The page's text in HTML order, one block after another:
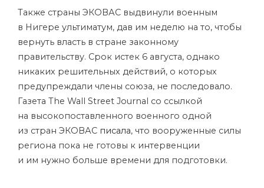
Также страны ЭКОВАС выдвинули военным
в Нигере ультиматум, дав им неделю на то, чтобы
вернуть власть в стране законному
правительству. Срок истек 6 августа, однако
никаких решительных действий, о которых
предупреждали члены союза, не последовало.
Газета The Wall Street Journal со ссылкой
на высокопоставленного военного одной
из стран ЭКОВАС писала, что вооруженные силы
региона пока не готовы к интервенции
и им нужно больше времени для подготовки.